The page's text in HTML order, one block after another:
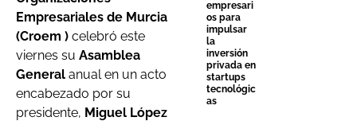
Empresariales de Murcia
(Croem ) celebró este
viernes su Asamblea
General anual en un acto
encabezado por su
presidente, Miguel López
empresari
os para
impulsar
la
inversión
privada en
startups
tecnológic
as